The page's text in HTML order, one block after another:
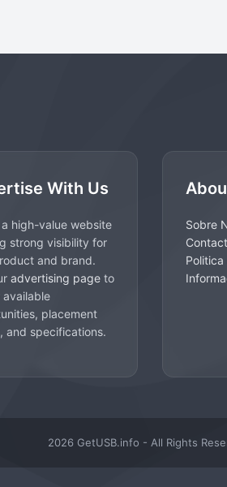
With Us
high-value website
strong visibility for
and brand.
advertising pageto
available
placement
and specifications.
Sobre
2026 GetUSB.info - All Rights